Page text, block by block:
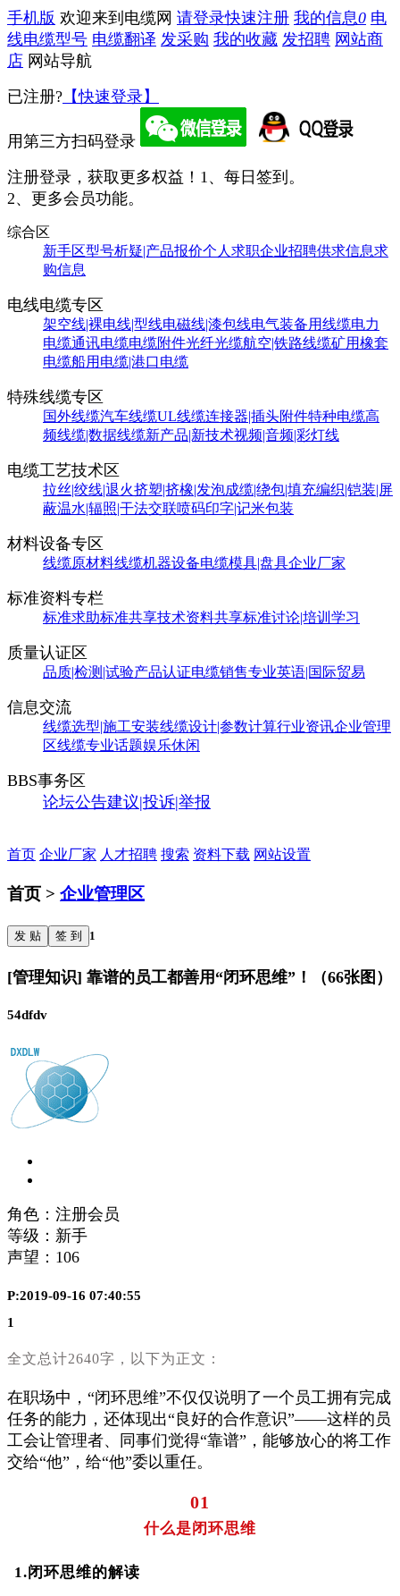
手机版 欢迎来到电缆网 请登录快速注册 我的信息0 电
线电缆型号 电缆翻译 发采购 我的收藏 发招聘 网站商
店 网站导航
已注册? 【快速登录】
用第三方扫码登录
注册登录，获取更多权益！ 1、每日签到。
2、更多会员功能。
综合区
新手区型号析疑|产品报价个人求职企业招聘供求信息求
购信息
电线电缆专区
架空线|裸电线|型线电磁线|漆包线电气装备用线缆电力
电缆通讯电缆电缆附件光纤光缆航空|铁路线缆矿用橡套
电缆船用电缆|港口电缆
特殊线缆专区
国外线缆汽车线缆UL线缆连接器|插头附件特种电缆高
频线缆|数据线缆新产品|新技术视频|音频|彩灯线
电缆工艺技术区
拉丝|绞线|退火挤塑|挤橡|发泡成缆|绕包|填充编织|铠装|屏
蔽温水|辐照|干法交联喷码印字|记米包装
材料设备专区
线缆原材料线缆机器设备电缆模具|盘具企业厂家
标准资料专栏
标准求助标准共享技术资料共享标准讨论|培训学习
质量认证区
品质|检测|试验产品认证电缆销售专业英语|国际贸易
信息交流
线缆选型|施工安装线缆设计|参数计算行业资讯企业管理
区线缆专业话题娱乐休闲
BBS事务区
论坛公告建议|投诉|举报
首页 企业厂家 人才招聘 搜索 资料下载 网站设置
首页 > 企业管理区
发 贴 签 到 1
[管理知识] 靠谱的员工都善用“闭环思维”！（66张图）
54dfdv
角色：注册会员
等级：新手
声望： 106
P:2019-09-16 07:40:55
1
全文总计2640字，以下为正文：
在职场中，“闭环思维”不仅仅说明了一个员工拥有完成
任务的能力，还体现出“良好的合作意识”——这样的员
工会让管理者、同事们觉得“靠谱”，能够放心的将工作
交给“他”，给“他”委以重任。
01
什么是闭环思维
1.闭环思维的解读